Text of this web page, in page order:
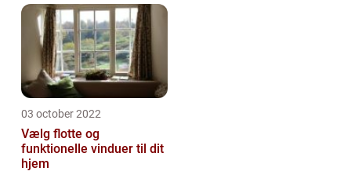
03 october 2022
Vælg flotte og
funktionelle vinduer til dit
hjem